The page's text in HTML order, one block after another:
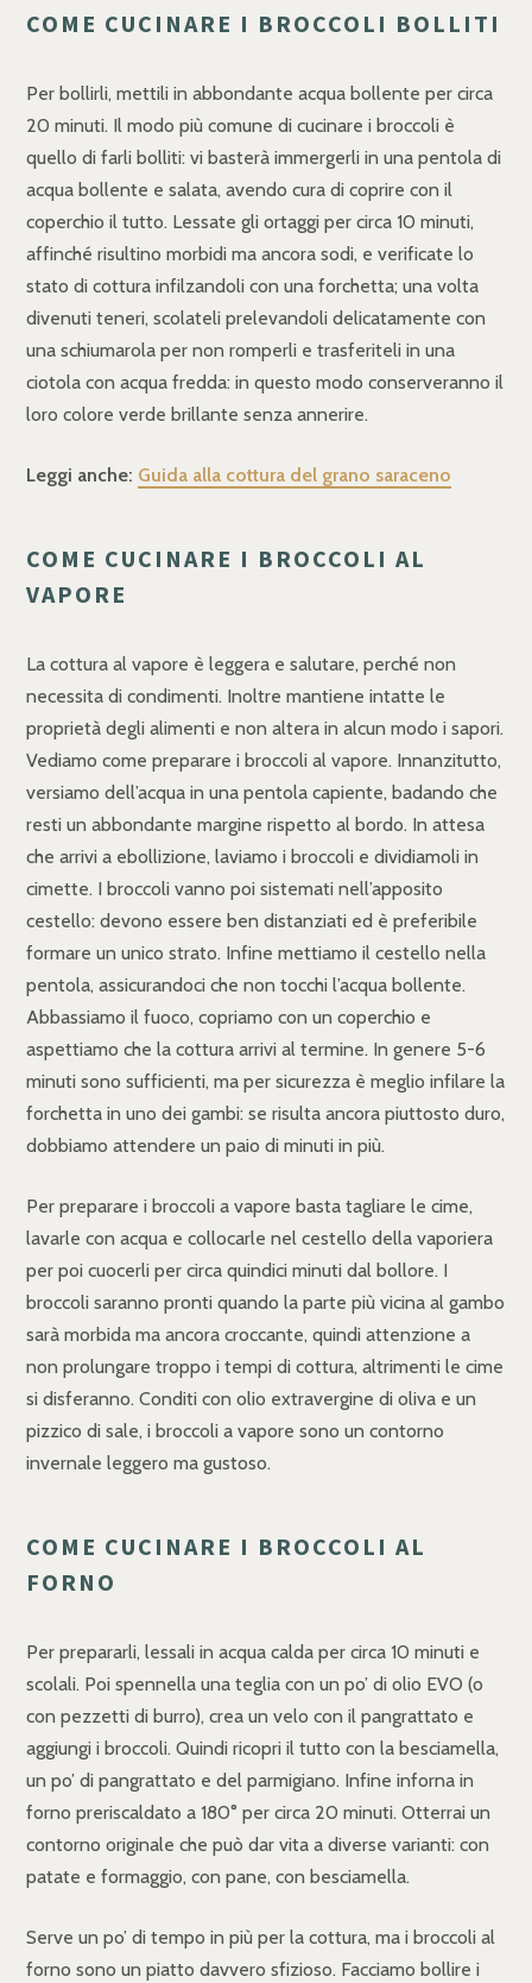
COME CUCINARE I BROCCOLI BOLLITI
Per bollirli, mettili in abbondante acqua bollente per circa
20 minuti. Il modo più comune di cucinare i broccoli è
quello di farli bolliti: vi basterà immergerli in una pentola di
acqua bollente e salata, avendo cura di coprire con il
coperchio il tutto. Lessate gli ortaggi per circa 10 minuti,
affinché risultino morbidi ma ancora sodi, e verificate lo
stato di cottura infilzandoli con una forchetta; una volta
divenuti teneri, scolateli prelevandoli delicatamente con
una schiumarola per non romperli e trasferiteli in una
ciotola con acqua fredda: in questo modo conserveranno il
loro colore verde brillante senza annerire.
Leggi anche: Guida alla cottura del grano saraceno
COME CUCINARE I BROCCOLI AL
VAPORE
La cottura al vapore è leggera e salutare, perché non
necessita di condimenti. Inoltre mantiene intatte le
proprietà degli alimenti e non altera in alcun modo i sapori.
Vediamo come preparare i broccoli al vapore. Innanzitutto,
versiamo dell’acqua in una pentola capiente, badando che
resti un abbondante margine rispetto al bordo. In attesa
che arrivi a ebollizione, laviamo i broccoli e dividiamoli in
cimette. I broccoli vanno poi sistemati nell’apposito
cestello: devono essere ben distanziati ed è preferibile
formare un unico strato. Infine mettiamo il cestello nella
pentola, assicurandoci che non tocchi l’acqua bollente.
Abbassiamo il fuoco, copriamo con un coperchio e
aspettiamo che la cottura arrivi al termine. In genere 5-6
minuti sono sufficienti, ma per sicurezza è meglio infilare la
forchetta in uno dei gambi: se risulta ancora piuttosto duro,
dobbiamo attendere un paio di minuti in più.
Per preparare i broccoli a vapore basta tagliare le cime,
lavarle con acqua e collocarle nel cestello della vaporiera
per poi cuocerli per circa quindici minuti dal bollore. I
broccoli saranno pronti quando la parte più vicina al gambo
sarà morbida ma ancora croccante, quindi attenzione a
non prolungare troppo i tempi di cottura, altrimenti le cime
si disferanno. Conditi con olio extravergine di oliva e un
pizzico di sale, i broccoli a vapore sono un contorno
invernale leggero ma gustoso.
COME CUCINARE I BROCCOLI AL
FORNO
Per prepararli, lessali in acqua calda per circa 10 minuti e
scolali. Poi spennella una teglia con un po’ di olio EVO (o
con pezzetti di burro), crea un velo con il pangrattato e
aggiungi i broccoli. Quindi ricopri il tutto con la besciamella,
un po’ di pangrattato e del parmigiano. Infine inforna in
forno preriscaldato a 180° per circa 20 minuti. Otterrai un
contorno originale che può dar vita a diverse varianti: con
patate e formaggio, con pane, con besciamella.
Serve un po’ di tempo in più per la cottura, ma i broccoli al
forno sono un piatto davvero sfizioso. Facciamo bollire i